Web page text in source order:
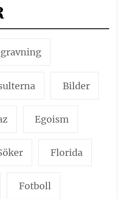
Bilder
Egoism
Florida
Fotboll